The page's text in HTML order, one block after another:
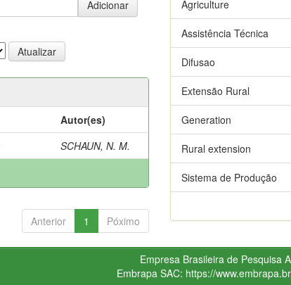
Autor(es)
SCHAUN, N. M.
Anterior 1 Póximo
Agriculture
Assistência Técnica
Difusao
Extensão Rural
Generation
Rural extension
Sistema de Produção
Empresa Brasileira de Pesquisa
Embrapa SAC: https://